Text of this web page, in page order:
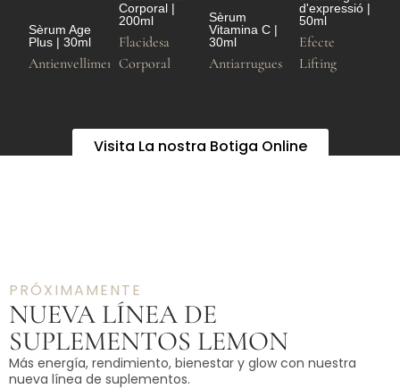
Sèrum Age
Plus | 30ml
Antienvelliment
Corporal |
200ml
Flacidesa
Corporal
Sèrum
Vitamina C |
30ml
Antiarrugues
d'expressió |
50ml
Efecte
Lifting
Visita La nostra Botiga Online
PRÓXIMAMENTE
NUEVA LÍNEA DE
SUPLEMENTOS LEMON
Más energía, rendimiento, bienestar y glow con nuestra
nueva línea de suplementos.